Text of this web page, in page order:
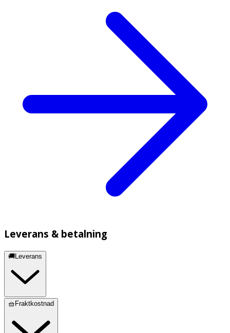
Leverans & betalning
🚚Leverans
🧺Fraktkostnad